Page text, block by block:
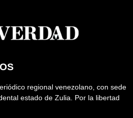
regional venezolano, con sede
estado de Zulia. Por la libertad